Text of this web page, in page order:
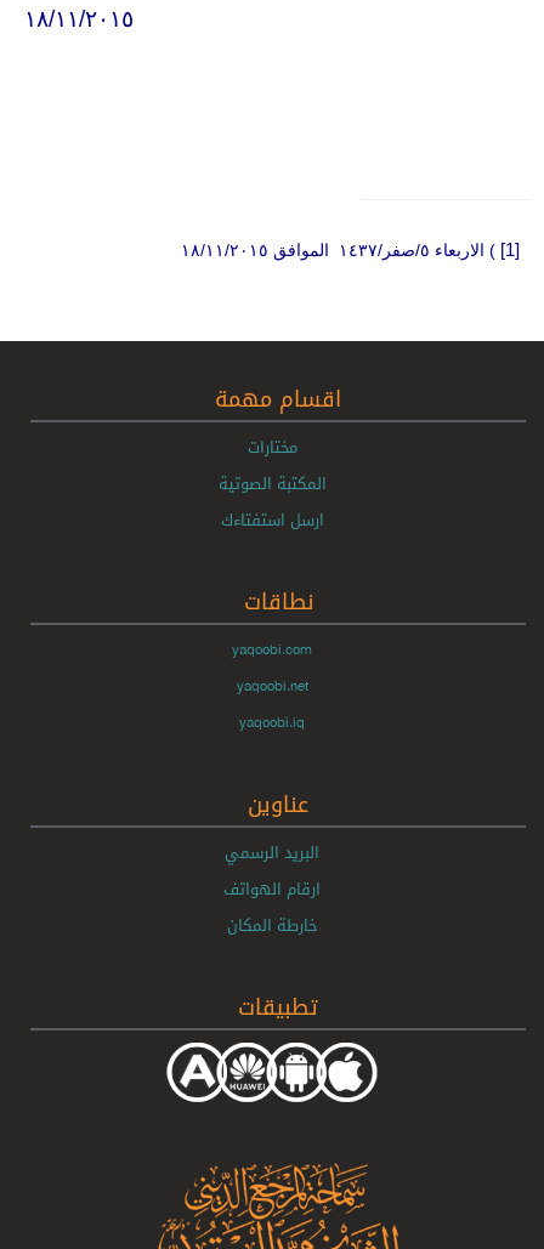
١٨/١١/٢٠١٥
[1]
) الاربعاء ٥/صفر/١٤٣٧ الموافق ١٨/١١/٢٠١٥
اقسام مهمة
مختارات
المكتبة الصوتية
ارسل استفتاءك
نطاقات
yaqoobi.com
yaqoobi.net
yaqoobi.iq
عناوين
البريد الرسمي
ارقام الهواتف
خارطة المكان
تطبيقات